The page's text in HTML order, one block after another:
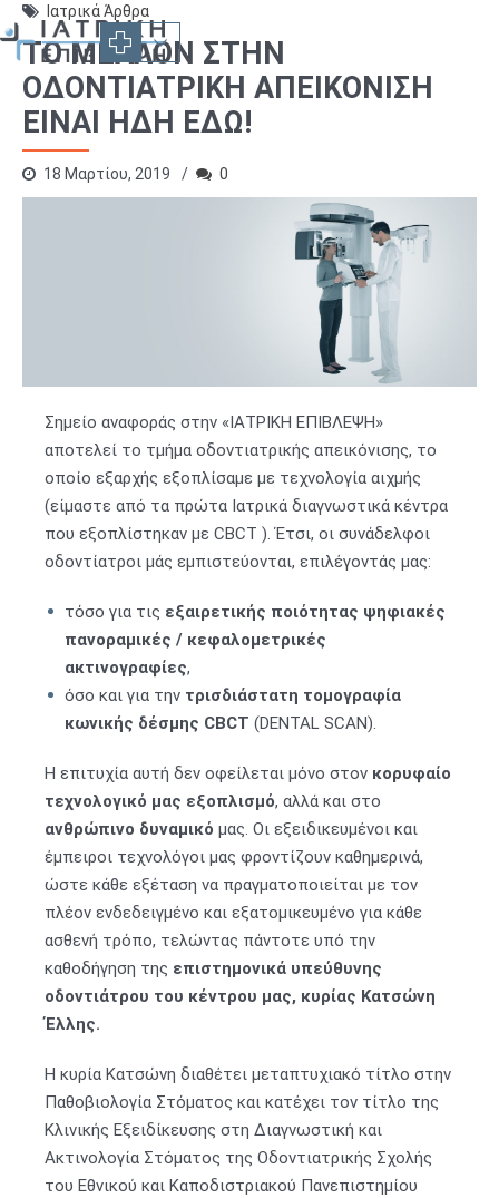
Ιατρικά Άρθρα
ΤΟ ΜΕΛΛΟΝ ΣΤΗΝ
ΟΔΟΝΤΙΑΤΡΙΚΗ ΑΠΕΙΚΟΝΙΣΗ
ΕΙΝΑΙ ΗΔΗ ΕΔΩ!
18 Μαρτίου, 2019 0
Σημείο αναφοράς στην «ΙΑΤΡΙΚΗ ΕΠΙΒΛΕΨΗ»
αποτελεί το τμήμα οδοντιατρικής απεικόνισης, το
οποίο εξαρχής εξοπλίσαμε με τεχνολογία αιχμής
(είμαστε από τα πρώτα Ιατρικά διαγνωστικά κέντρα
που εξοπλίστηκαν με CBCT ). Έτσι, οι συνάδελφοι
οδοντίατροι μάς εμπιστεύονται, επιλέγοντάς μας:
τόσο για τις εξαιρετικής ποιότητας ψηφιακές
πανοραμικές / κεφαλομετρικές
ακτινογραφίες,
όσο και για την τρισδιάστατη τομογραφία
κωνικής δέσμης CBCT (DENTAL SCAN).
Η επιτυχία αυτή δεν οφείλεται μόνο στον κορυφαίο
τεχνολογικό μας εξοπλισμό, αλλά και στο
ανθρώπινο δυναμικό μας. Οι εξειδικευμένοι και
έμπειροι τεχνολόγοι μας φροντίζουν καθημερινά,
ώστε κάθε εξέταση να πραγματοποιείται με τον
πλέον ενδεδειγμένο και εξατομικευμένο για κάθε
ασθενή τρόπο, τελώντας πάντοτε υπό την
καθοδήγηση της επιστημονικά υπεύθυνης
oδοντιάτρου του κέντρου μας, κυρίας Κατσώνη
Έλλης.
Η κυρία Κατσώνη διαθέτει μεταπτυχιακό τίτλο στην
Παθοβιολογία Στόματος και κατέχει τον τίτλο της
Κλινικής Εξειδίκευσης στη Διαγνωστική και
Ακτινολογία Στόματος της Οδοντιατρικής Σχολής
του Εθνικού και Καποδιστριακού Πανεπιστημίου